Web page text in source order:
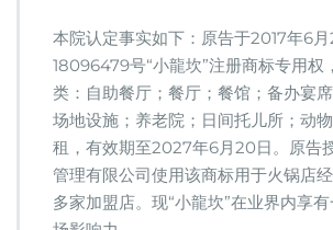
本院认定事实如下：原告于2017年6月
18096479号“小龍坎”注册商标专用权
类：自助餐厅；餐厅；餐馆；备办宴
场地设施；养老院；日间托儿所；动
租，有效期至2027年6月20日。原告
管理有限公司使用该商标用于火锅店
多家加盟店。现“小龍坎”在业界内享